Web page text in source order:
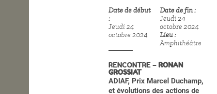
Date de début
Jeudi 24
octobre 2024
Date de fin
Jeudi 24
octobre 2024
Lieu
Amphithéâtre
RENCONTRE –RONAN
GROSSIAT
ADIAF, Prix Marcel Duchamp,
et évolutions des actions de